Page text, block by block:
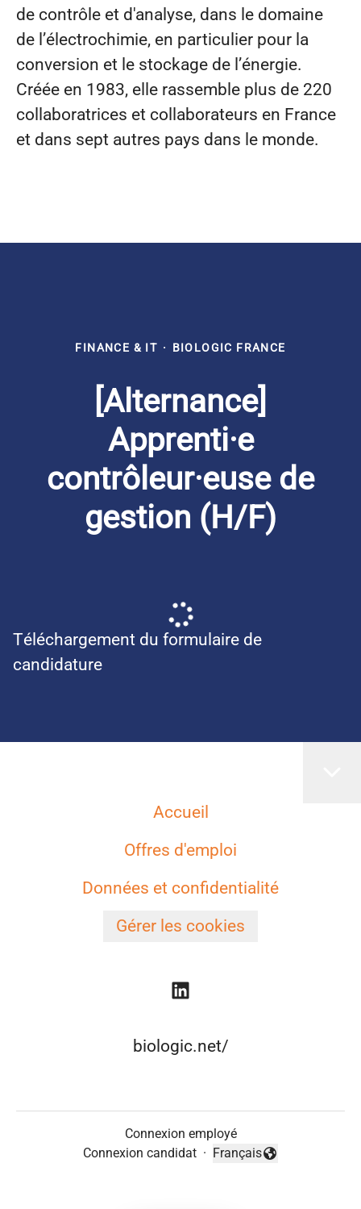
de contrôle et d'analyse, dans le domaine
de l’électrochimie, en particulier pour la
conversion et le stockage de l’énergie.
Créée en 1983, elle rassemble plus de 220
collaboratrices et collaborateurs en France
et dans sept autres pays dans le monde.
FINANCE & IT · BIOLOGIC FRANCE
[Alternance]
Apprenti·e
contrôleur·euse de
gestion (H/F)
Téléchargement du formulaire de
candidature
Accueil
Offres d'emploi
Données et confidentialité
Gérer les cookies
biologic.net/
Connexion employé
Connexion candidat ·
Changer la langue
Français